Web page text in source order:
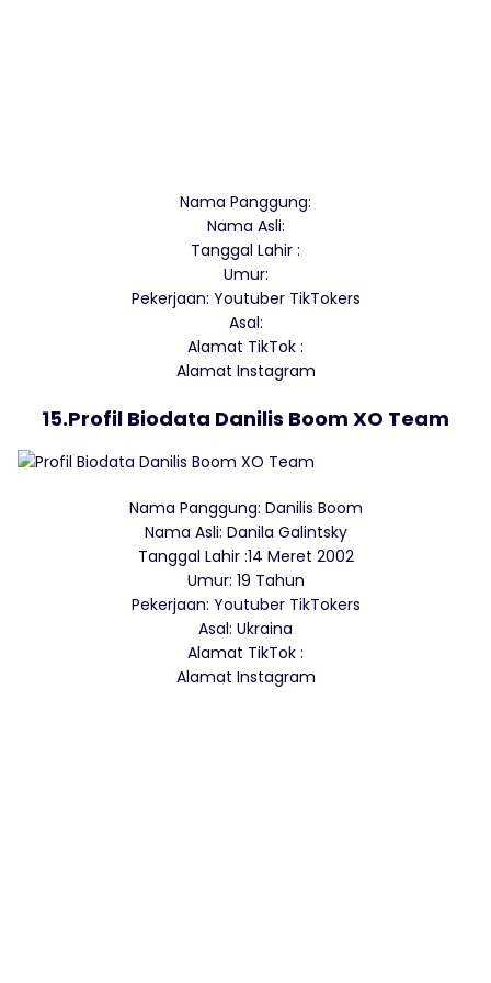
Nama Panggung:
Nama Asli:
Tanggal Lahir :
Umur:
Pekerjaan: Youtuber TikTokers
Asal:
Alamat TikTok :
Alamat Instagram
15.Profil Biodata Danilis Boom XO Team
Nama Panggung: Danilis Boom
Nama Asli: Danila Galintsky
Tanggal Lahir :14 Meret 2002
Umur: 19 Tahun
Pekerjaan: Youtuber TikTokers
Asal: Ukraina
Alamat TikTok :
Alamat Instagram